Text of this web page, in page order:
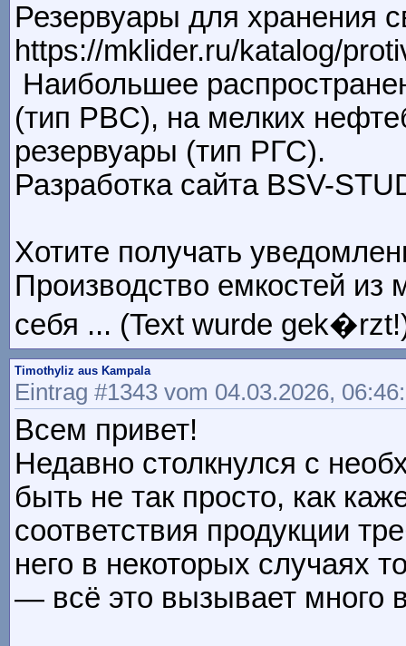
Резервуары для хранения
https://mklider.ru/katalog/
Наибольшее
(тип PBC), на мелких
резервуары (тип РГС).
Разработка сайта BSV-
Хотите получать
Производство емкостей из
себя ... (Text wurde
Timothyliz aus Kampala
Eintrag #1343 vom 04.03.2026,
Всем привет!
Недавно столкнулся с
быть не так просто, как
соответствия продукции
него в некоторых случаях
— всё это вызывает много